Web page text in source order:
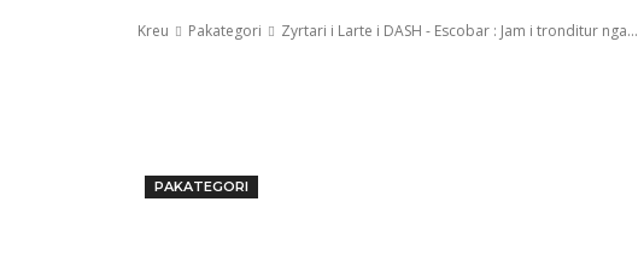
Kreu Pakategori Zyrtari i Larte i DASH - Escobar : Jam i tronditur nga...
PAKATEGORI